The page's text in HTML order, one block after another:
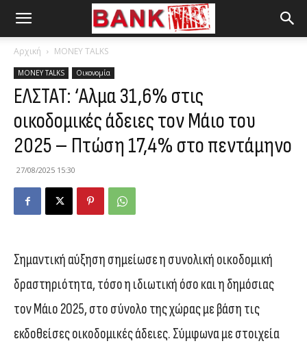
Αρχική MONEY TALKS
MONEY TALKS Οικονομία
ΕΛΣΤΑΤ: ‘Αλμα 31,6% στις
οικοδομικές άδειες τον Μάιο του
2025 – Πτώση 17,4% στο πεντάμηνο
27/08/2025 15:30
Σημαντική αύξηση σημείωσε η συνολική οικοδομική
δραστηριότητα, τόσο η ιδιωτική όσο και η δημόσιας
τον Μάιο 2025, στο σύνολο της χώρας με βάση τις
εκδοθείσες οικοδομικές άδειες. Σύμφωνα με στοιχεία